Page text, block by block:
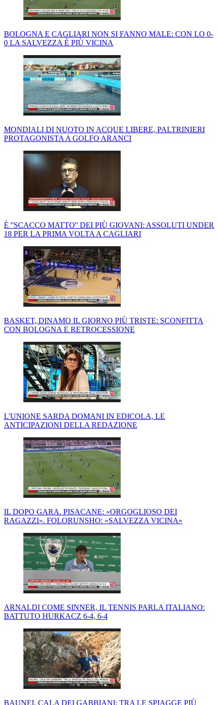
BOLOGNA E CAGLIARI NON SI FANNO MALE: CON LO 0-
0 LA SALVEZZA È PIÙ VICINA
MONDIALI DI NUOTO IN ACQUE LIBERE, PALTRINIERI
PROTAGONISTA A GOLFO ARANCI
È ''SCACCO MATTO'' DEI PIÙ GIOVANI: ASSOLUTI UNDER
18 PER LA PRIMA VOLTA A CAGLIARI
BASKET, DINAMO IL GIORNO PIÙ TRISTE: SCONFITTA
CON BOLOGNA E RETROCESSIONE
L'UNIONE SARDA DOMANI IN EDICOLA, LE
ANTICIPAZIONI DELLA REDAZIONE
IL DOPO GARA. PISACANE: «ORGOGLIOSO DEI
RAGAZZI». FOLORUNSHO: «SALVEZZA VICINA»
ARNALDI COME SINNER, IL TENNIS PARLA ITALIANO:
BATTUTO HURKACZ 6-4, 6-4
BAUNEI, CALA DEI GABBIANI: TRA LE SPIAGGE PIÙ